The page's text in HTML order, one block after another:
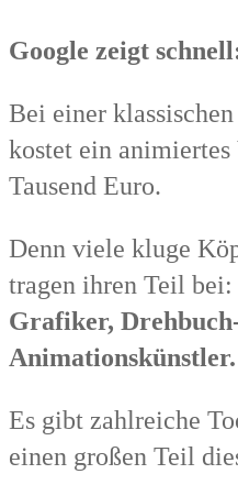
Google zeigt
Bei einer klassischen
kostet ein
Tausend Euro.
Denn viele kluge
tragen ihren Teil
Grafiker,
Animationskünstler.
Es gibt zahlreiche
einen großen Teil